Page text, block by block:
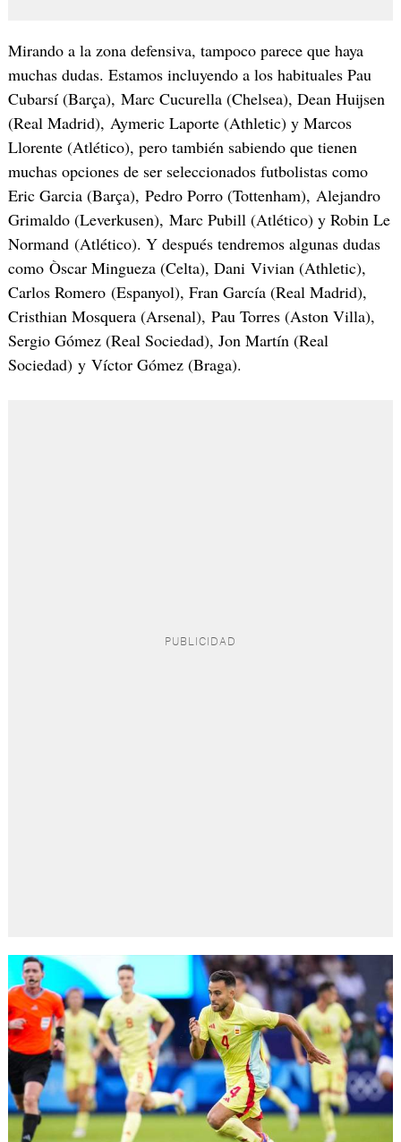
Mirando a la zona defensiva, tampoco parece que haya
muchas dudas. Estamos incluyendo a los habituales Pau
Cubarsí (Barça), Marc Cucurella (Chelsea), Dean Huijsen
(Real Madrid), Aymeric Laporte (Athletic) y Marcos
Llorente (Atlético), pero también sabiendo que tienen
muchas opciones de ser seleccionados futbolistas como
Eric Garcia (Barça), Pedro Porro (Tottenham), Alejandro
Grimaldo (Leverkusen), Marc Pubill (Atlético) y Robin Le
Normand (Atlético). Y después tendremos algunas dudas
como Òscar Mingueza (Celta), Dani Vivian (Athletic),
Carlos Romero (Espanyol), Fran García (Real Madrid),
Cristhian Mosquera (Arsenal), Pau Torres (Aston Villa),
Sergio Gómez (Real Sociedad), Jon Martín (Real
Sociedad) y Víctor Gómez (Braga).